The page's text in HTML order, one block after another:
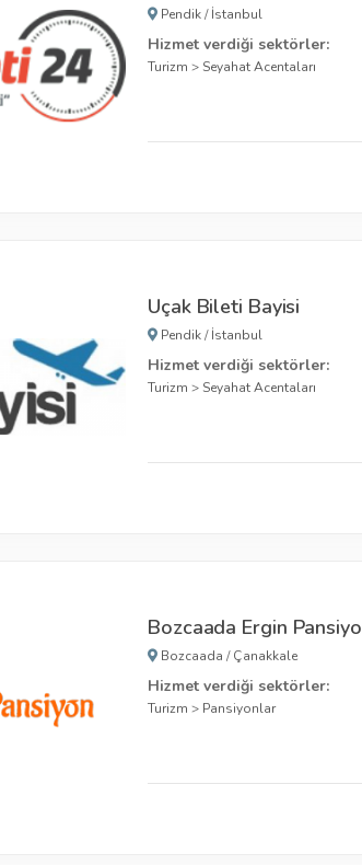
Pendik/İstanbul
Hizmet verdiği sektörler:
Turizm > Seyahat Acentaları
Uçak Bileti Bayisi
Pendik/İstanbul
Hizmet verdiği sektörler:
Turizm > Seyahat Acentaları
Bozcaada Ergin
Bozcaada /Çanakkale
Hizmet verdiği sektörler:
Turizm > Pansiyonlar